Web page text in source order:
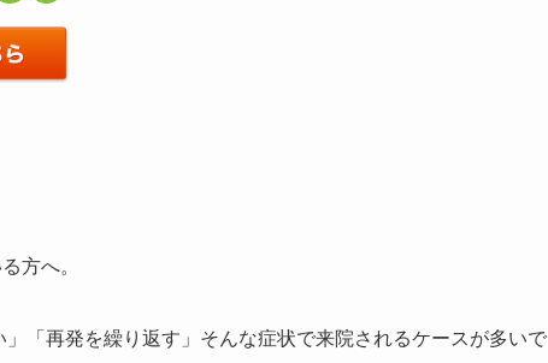
方へ。
「再発を繰り返す」そんな症状で来院されるケースが多いで